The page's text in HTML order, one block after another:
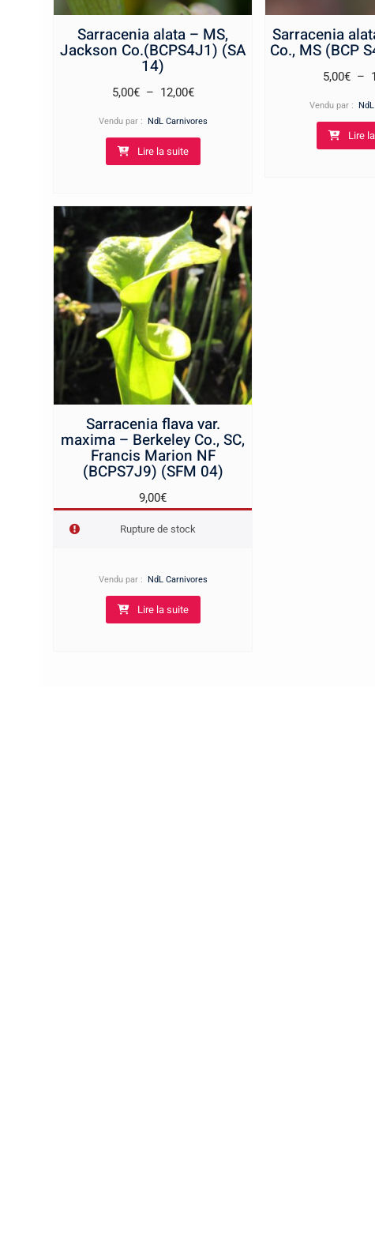
Sarracenia alata – MS,
Jackson Co.(BCPS4J1) (SA
14)
5,00€ – 12,00€Plage
Vendu par : NdL Carnivores
Lire la suite
Sarracenia
Co., MS (BCP
5,00€ –
Vendu par :
Lire
Sarracenia flava var.
maxima – Berkeley Co., SC,
Francis Marion NF
(BCPS7J9) (SFM 04)
9,00€
Rupture de stock
Vendu par : NdL Carnivores
Lire la suite